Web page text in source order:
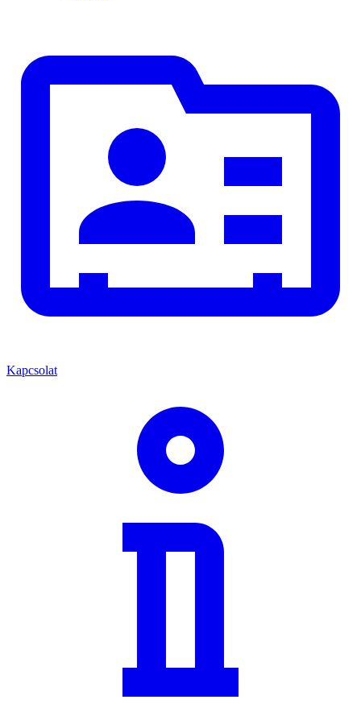
Kapcsolat